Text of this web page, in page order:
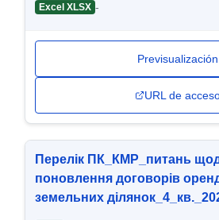
Excel XLSX -
Previsualización
URL de
Перелік ПК_КМР_питань
поновлення договорів
земельних